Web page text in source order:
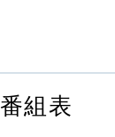
番組表